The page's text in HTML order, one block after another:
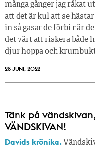
många gånger jag råkat
att det är kul att se
in så gasar de förbi när
det värt att riskera både
djur hoppa och
28 JUNI, 2022
Tänk på
VÄNDSKIVAN!
Davids krönika.